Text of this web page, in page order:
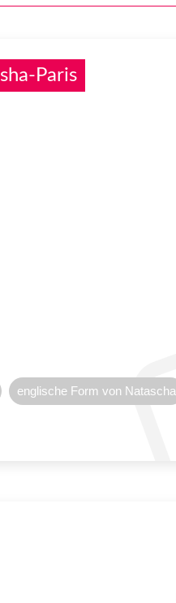
Paris
englische Form von Natascha